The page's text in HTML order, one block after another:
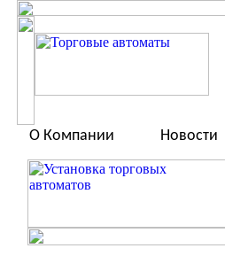
О Компании Новости